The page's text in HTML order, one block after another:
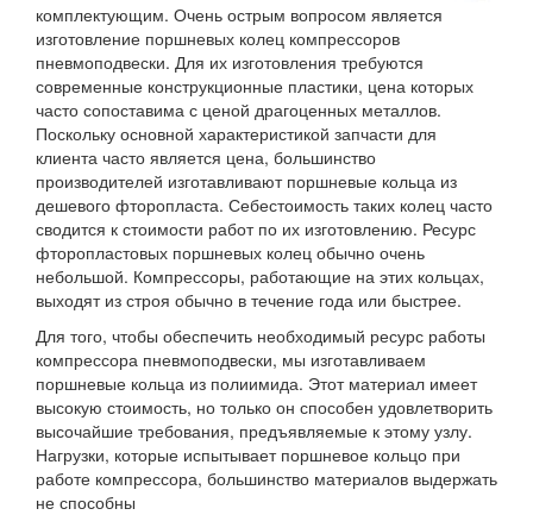
комплектующим. Очень острым вопросом является
изготовление поршневых колец компрессоров
пневмоподвески. Для их изготовления требуются
современные конструкционные пластики, цена которых
часто сопоставима с ценой драгоценных металлов.
Поскольку основной характеристикой запчасти для
клиента часто является цена, большинство
производителей изготавливают поршневые кольца из
дешевого фторопласта. Себестоимость таких колец часто
сводится к стоимости работ по их изготовлению. Ресурс
фторопластовых поршневых колец обычно очень
небольшой. Компрессоры, работающие на этих кольцах,
выходят из строя обычно в течение года или быстрее.
Для того, чтобы обеспечить необходимый ресурс работы
компрессора пневмоподвески, мы изготавливаем
поршневые кольца из полиимида. Этот материал имеет
высокую стоимость, но только он способен удовлетворить
высочайшие требования, предъявляемые к этому узлу.
Нагрузки, которые испытывает поршневое кольцо при
работе компрессора, большинство материалов выдержать
не способны